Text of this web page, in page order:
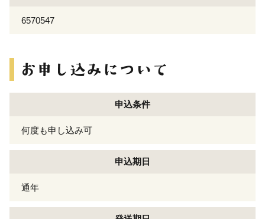
6570547
申込条件
何度も申し込み可
申込期日
通年